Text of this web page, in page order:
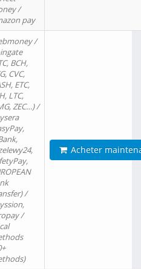
/
pay
/
BCH,
CVC,
ETC,
LTC,
ZEC…) /
/
/
Acheter